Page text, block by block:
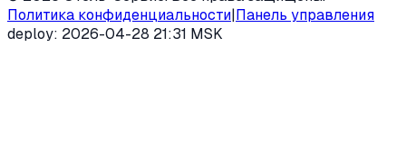
Политика конфиденциальности|Панель управления
deploy: 2026-04-28 21:31 MSK